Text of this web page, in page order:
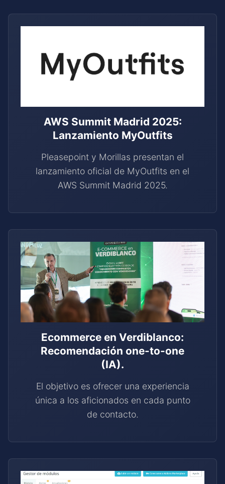
AWS Summit Madrid 2025:
Lanzamiento MyOutfits
Pleasepoint y Morillas presentan el
lanzamiento oficial de MyOutfits en el
AWS Summit Madrid 2025.
Ecommerce en Verdiblanco:
Recomendación one-to-one
(IA).
El objetivo es ofrecer una experiencia
única a los aficionados en cada punto
de contacto.